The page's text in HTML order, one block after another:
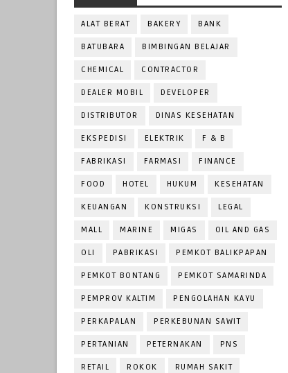
ALAT BERAT BAKERY BANK
BATUBARA BIMBINGAN BELAJAR
CHEMICAL CONTRACTOR
DEALER MOBIL DEVELOPER
DISTRIBUTOR DINAS KESEHATAN
EKSPEDISI ELEKTRIK F & B
FABRIKASI FARMASI FINANCE
FOOD HOTEL HUKUM KESEHATAN
KEUANGAN KONSTRUKSI LEGAL
MALL MARINE MIGAS OIL AND GAS
OLI PABRIKASI PEMKOT BALIKPAPAN
PEMKOT BONTANG PEMKOT SAMARINDA
PEMPROV KALTIM PENGOLAHAN KAYU
PERKAPALAN PERKEBUNAN SAWIT
PERTANIAN PETERNAKAN PNS
RETAIL ROKOK RUMAH SAKIT